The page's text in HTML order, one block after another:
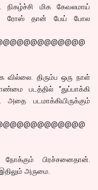
நிகழ்ச்சி மிக கேவலமாய்
ரோஸ் தான் பேய் போல
வில்லை. திரும்ப ஒரு நாள்
படத்தில் “துப்பாக்கி
அதை படமாக்கியிருக்கும்
பிரச்சனைதான்.
அருமை.